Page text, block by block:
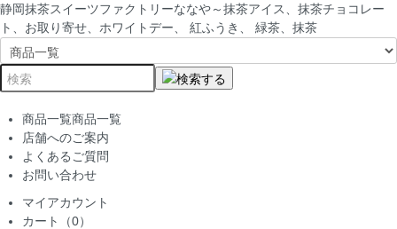
静岡抹茶スイーツファクトリーななや～抹茶アイス、抹茶チョコレー
ト、お取り寄せ、ホワイトデー、 紅ふうき、 緑茶、抹茶
商品一覧商品一覧
店舗へのご案内
よくあるご質問
お問い合わせ
マイアカウント
カート（0）